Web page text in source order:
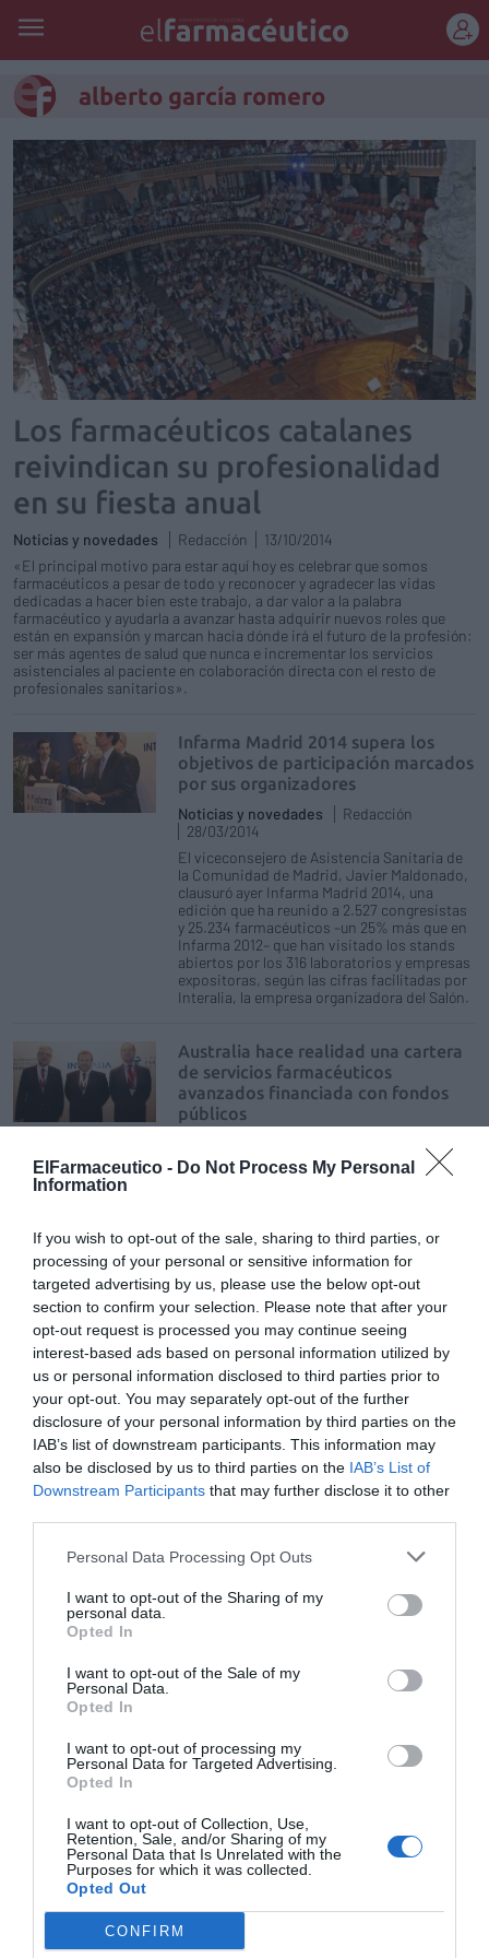
ElFarmaceutico - Do Not Process My Personal
Information
If you wish to opt-out of the sale, sharing to third parties, or
processing of your personal or sensitive information for
targeted advertising by us, please use the below opt-out
section to confirm your selection. Please note that after your
opt-out request is processed you may continue seeing
interest-based ads based on personal information utilized by
us or personal information disclosed to third parties prior to
your opt-out. You may separately opt-out of the further
disclosure of your personal information by third parties on the
IAB’s list of downstream participants. This information may
also be disclosed by us to third parties on the IAB’s List of
Downstream Participants that may further disclose it to other
Personal Data Processing Opt Outs
I want to opt-out of the Sharing of my
personal data.
Opted In
I want to opt-out of the Sale of my
Personal Data.
Opted In
I want to opt-out of processing my
Personal Data for Targeted Advertising.
Opted In
I want to opt-out of Collection, Use,
Retention, Sale, and/or Sharing of my
Personal Data that Is Unrelated with the
Purposes for which it was collected.
Opted Out
CONFIRM
alberto garcía romero
Los farmacéuticos catalanes
reivindican su profesionalidad
en su fiesta anual
Noticias y novedades Redacción
13/10/2014
«El principal motivo para estar aquí hoy es celebrar que somos
farmacéuticos a pesar de todo y reconocer y agradecer las vidas
dedicadas a hacer bien este trabajo, a dar valor a la palabra
farmacéutico y ayudarla a avanzar hasta adquirir nuevos roles que
están en expansión y marcan hacia dónde irá el futuro de la profesión:
ser más agentes de salud que nunca e incrementar los servicios
asistenciales al paciente en colaboración directa con el resto de
profesionales sanitarios».
Infarma Madrid 2014 supera los
objetivos de participación marcados
por sus organizadores
Noticias y novedades
Redacción
28/03/2014
El viceconsejero de Asistencia Sanitaria de
la Comunidad de Madrid, Javier Maldonado,
clausuró ayer Infarma Madrid 2014, una
edición que ha reunido a 2.527 congresistas
y 25.234 farmacéuticos –un 25% más que en
Infarma 2012– que han visitado los stands
abiertos por los 316 laboratorios y empresas
expositoras, según las cifras facilitadas por
Interalia, la empresa organizadora del Salón.
Australia hace realidad una cartera
de servicios farmacéuticos
avanzados financiada con fondos
públicos
27/03/2014
el estado de Nueva Gales de Sur, expuso ayer
en Infarma Madrid 2014 las claves del
modelo australiano de farmacia dentro de la
mesa redonda «Servicios farmacéuticos a la
población: atención a nuevas demandas
sociales», que moderó el presidente del
Colegio Oficial de Farmacéuticos de
Barcelona, Jordi de Dalmases, y en la que
también participó el presidente del Colegio
Oficial de Farmacéuticos de Madrid, Alberto
García Romero.
«El Congreso es una inyección de
optimismo para un sector que está
Entrevistas
Francesc Pla Santamans
Infarma Madrid 2014 reunirá a 25.000 profesionales y
Noticias y novedades Redacción
05/03/2014
Infarma Madrid 2014 se convertirá una vez más, a partir del próximo
empresas del sector farmacéutico. A lo largo de tres días, el Congreso
y Salón Europeo de Farmacia, Medicamentos y Parafarmacia, que
organizan los colegios oficiales de farmacéuticos de Madrid y
Barcelona, reunirá a cerca de 25.000 visitantes profesionales, 2.500
congresistas y 200 laboratorios y empresas de servicios, que
presentarán las últimas novedades y lanzamientos de un sector
dinámico y pujante, que apuesta por la innovación para dejar atrás la
El nuevo consejero de Sanidad de la
Comunidad de Madrid visita el